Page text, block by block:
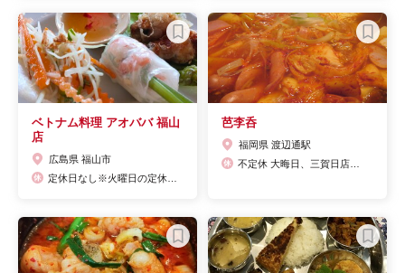
ベトナム料理 アオババ 福山
店
広島県 福山市
芭李呑
福岡県 渡辺通駅